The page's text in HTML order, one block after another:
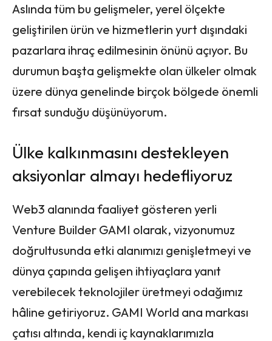
Aslında tüm bu gelişmeler, yerel ölçekte
geliştirilen ürün ve hizmetlerin yurt dışındaki
pazarlara ihraç edilmesinin önünü açıyor. Bu
durumun başta gelişmekte olan ülkeler olmak
üzere dünya genelinde birçok bölgede önemli
fırsat sunduğu düşünüyorum.
Ülke kalkınmasını destekleyen
aksiyonlar almayı hedefliyoruz
Web3 alanında faaliyet gösteren yerli
Venture Builder GAMI olarak, vizyonumuz
doğrultusunda etki alanımızı genişletmeyi ve
dünya çapında gelişen ihtiyaçlara yanıt
verebilecek teknolojiler üretmeyi odağımız
hâline getiriyoruz. GAMI World ana markası
çatısı altında, kendi iç kaynaklarımızla